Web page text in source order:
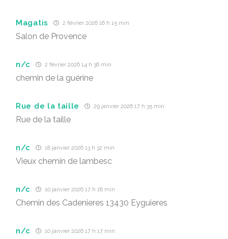
Magatis 2 février 2026 16 h 15 min
Salon de Provence
n/c 2 février 2026 14 h 36 min
chemin de la guérine
Rue de la taille 29 janvier 2026 17 h 35 min
Rue de la taille
n/c 18 janvier 2026 13 h 32 min
Vieux chemin de lambesc
n/c 10 janvier 2026 17 h 18 min
Chemin des Cadenieres 13430 Eyguieres
n/c 10 janvier 2026 17 h 17 min